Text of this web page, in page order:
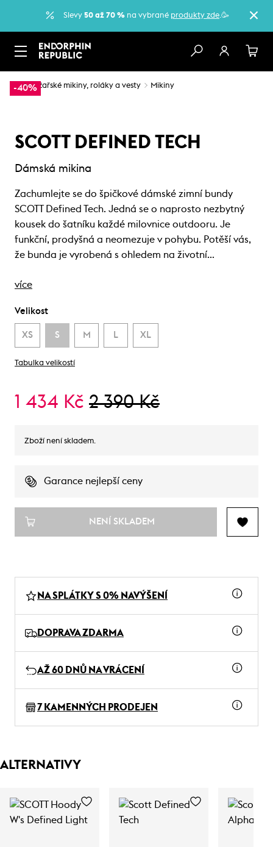
Slevy 50 až 70 % na vybrané produkty zde.🥳
-40%
… Lyžařské mikiny, roláky a vesty Mikiny
SCOTT DEFINED TECH
Dámská mikina
Zachumlejte se do špičkové dámské zimní bundy
SCOTT Defined Tech. Jedná se o naprosto nezbytný
kousek do šatníku každé milovnice outdooru. Je
funkční, prodyšná a neomezuje v pohybu. Potěší vás,
že bunda je vyrobená s ohledem na životní…
více
Velikost
XS S M L XL
Tabulka velikostí
1 434 Kč 2 390 Kč
Zboží není skladem.
Garance nejlepší ceny
NENÍ SKLADEM
NA SPLÁTKY S 0% NAVÝŠENÍ
DOPRAVA ZDARMA
AŽ 60 DNŮ NA VRÁCENÍ
7 KAMENNÝCH PRODEJEN
ALTERNATIVY